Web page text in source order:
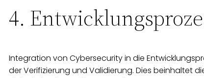
4.
Integration von Cybersecurity in die
der Verifizierung und Validierung. Dies beinhaltet